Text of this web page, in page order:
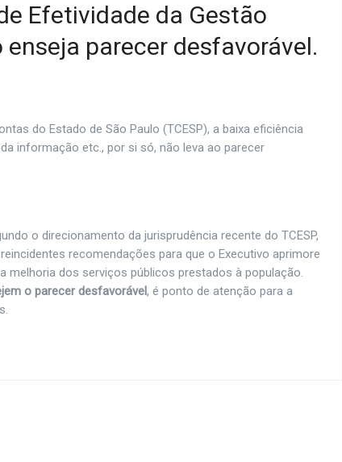
Efetividade da Gestão
parecer desfavorável.
do Estado de São Paulo (TCESP), a baixa eficiência
informação etc., por si só, não leva ao parecer
o direcionamento da jurisprudência recente do TCESP,
recomendações para que o Executivo aprimore
melhoria dos serviços públicos prestados à população.
o parecer desfavorável, é ponto de atenção para a